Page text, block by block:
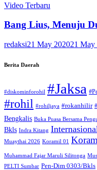
Video Terbaru
Bang Lius, Menuju
redaksi21 May 202021 May
Berita Daerah
#diskominforohil #Jaksa
#rohil #rohiljaya #rokanhilir
Bengkalis Buka Puasa Bersama
Bkls Indra Kitang
Muaythai 2026 Koramil 01
Muhammad Fajar Maruli Silitonga
PELTI Sumbar Pen-Dim 0303/Bkls